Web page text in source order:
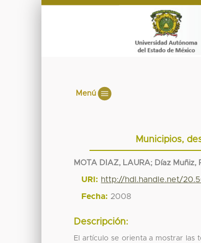
Menú
Municipios,
MOTA DIAZ, LAURA; Díaz Muñiz,
URI: http://hdl.handle.net/
Fecha: 2008
Descripción:
El artículo se orienta a mostrar las